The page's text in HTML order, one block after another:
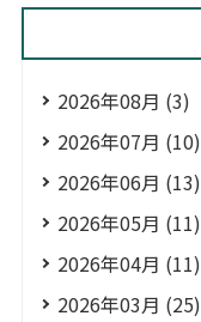
2026年08月 (3)
2026年07月 (10)
2026年06月 (13)
2026年05月 (11)
2026年04月 (11)
2026年03月 (25)